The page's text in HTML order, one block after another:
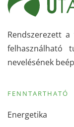
Rendszerezett
felhasználható
nevelésének
FENNTARTHATÓ
Energetika